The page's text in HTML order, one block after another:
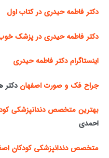
دکتر فاطمه حیدری در کتاب اول
دکتر فاطمه حیدری در پزشک
اینستاگرام دکتر فاطمه حیدری
جراح فک و صورت اصفهان
بهترین متخصص دندانپزشکی
احمدی
متخصص دندانپزشکی کودکان